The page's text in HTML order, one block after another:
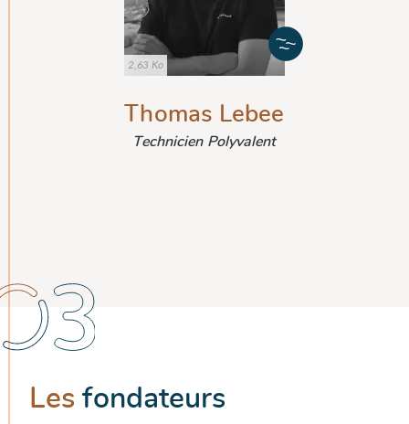
2,63 Ko
Thomas Lebee
Technicien Polyvalent
Lesfondateurs